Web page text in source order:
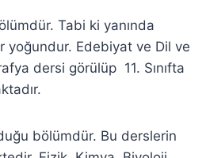
Tabi ki yanında
yoğundur. Edebiyat ve Dil ve
dersi görülüp 11. Sınıfta
bölümdür. Bu derslerin